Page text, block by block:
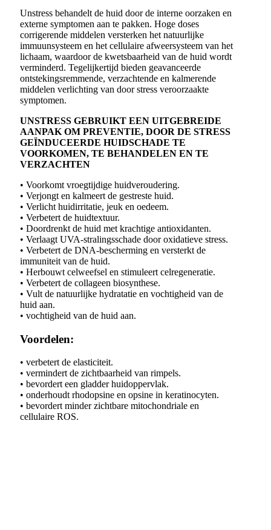
Unstress behandelt de huid door de interne oorzaken en
externe symptomen aan te pakken. Hoge doses
corrigerende middelen versterken het natuurlijke
immuunsysteem en het cellulaire afweersysteem van het
lichaam, waardoor de kwetsbaarheid van de huid wordt
verminderd. Tegelijkertijd bieden geavanceerde
ontstekingsremmende, verzachtende en kalmerende
middelen verlichting van door stress veroorzaakte
symptomen.
UNSTRESS GEBRUIKT EEN UITGEBREIDE
AANPAK OM PREVENTIE, DOOR DE STRESS
GEÏNDUCEERDE HUIDSCHADE TE
VOORKOMEN, TE BEHANDELEN EN TE
VERZACHTEN
• Voorkomt vroegtijdige huidveroudering.
• Verjongt en kalmeert de gestreste huid.
• Verlicht huidirritatie, jeuk en oedeem.
• Verbetert de huidtextuur.
• Doordrenkt de huid met krachtige antioxidanten.
• Verlaagt UVA-stralingsschade door oxidatieve stress.
• Verbetert de DNA-bescherming en versterkt de
immuniteit van de huid.
• Herbouwt celweefsel en stimuleert celregeneratie.
• Verbetert de collageen biosynthese.
• Vult de natuurlijke hydratatie en vochtigheid van de
huid aan.
• vochtigheid van de huid aan.
Voordelen:
• verbetert de elasticiteit.
• vermindert de zichtbaarheid van rimpels.
• bevordert een gladder huidoppervlak.
• onderhoudt rhodopsine en opsine in keratinocyten.
• bevordert minder zichtbare mitochondriale en
cellulaire ROS.